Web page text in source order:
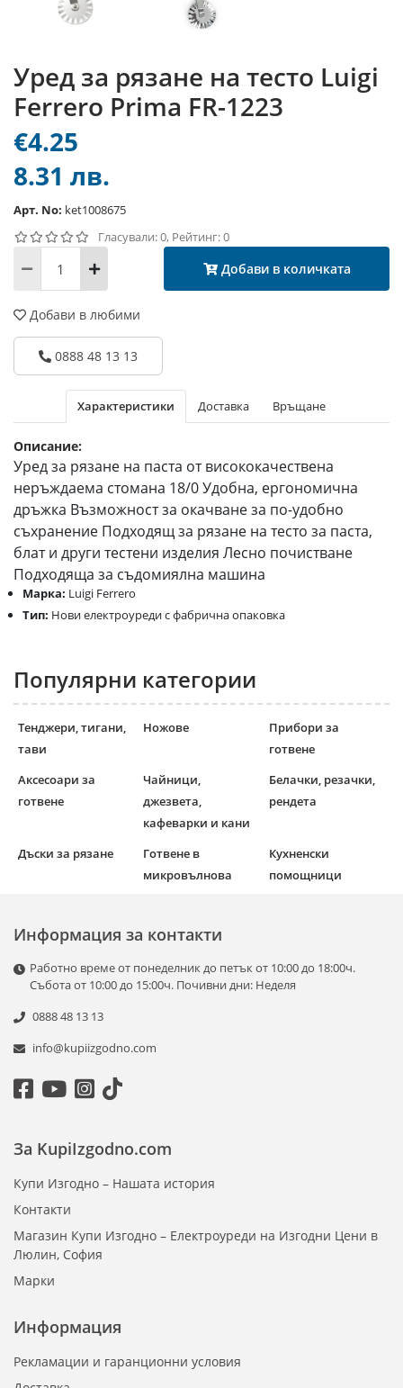
Уред за рязане на тесто Luigi
Ferrero Prima FR-1223
€4.25
8.31 лв.
Арт. No: ket1008675
Гласували: 0, Рейтинг: 0
Добави в количката
Добави в любими
0888 48 13 13
Характеристики Доставка Връщане
Описание:
Уред за рязане на паста от висококачествена
неръждаема стомана 18/0 Удобна, ергономична
дръжка Възможност за окачване за по-удобно
съхранение Подходящ за рязане на тесто за паста,
блат и други тестени изделия Лесно почистване
Подходяща за съдомиялна машина
Марка: Luigi Ferrero
Тип: Нови електроуреди с фабрична опаковка
Популярни категории
Тенджери, тигани,
тави
Ножове
Прибори за
готвене
Аксесоари за
готвене
Чайници,
джезвета,
кафеварки и кани
Белачки, резачки,
рендета
Дъски за рязане
Готвене в
микровълнова
Кухненски
помощници
Информация за контакти
Работно време от понеделник до петък от 10:00 до 18:00ч.
Събота от 10:00 до 15:00ч. Почивни дни: Неделя
0888 48 13 13
info@kupiizgodno.com
Информация
Рекламации и гаранционни условия
За KupiIzgodno.com
Купи Изгодно – Нашата история
Контакти
Магазин Купи Изгодно – Електроуреди на Изгодни Цени в
Люлин, София
Марки